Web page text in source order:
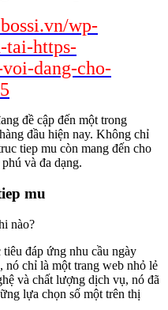
wp-
tai-https-
dang-cho-
đề cập đến một trong
đầu hiện nay. Không chỉ
tiep mu còn mang đến cho
và đa dạng.
mu
nào?
đáp ứng nhu cầu ngày
nó chỉ là một trang web nhỏ lẻ
và chất lượng dịch vụ, nó đã
lựa chọn số một trên thị